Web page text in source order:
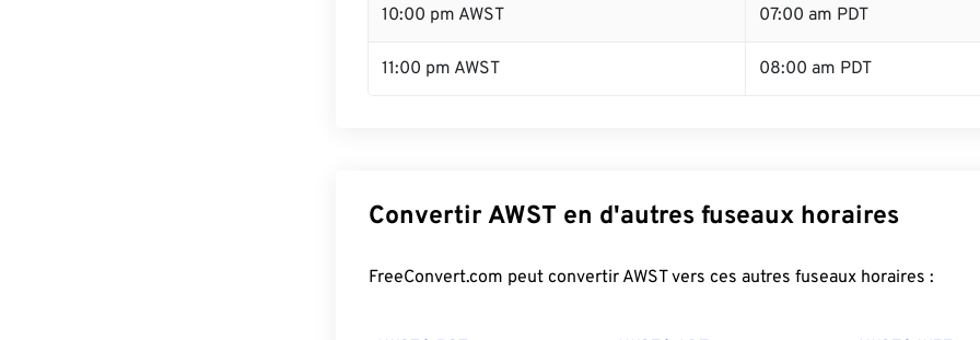
10:00 pm AWST 07:00 am PDT
11:00 pm AWST 08:00 am PDT
Convertir AWST en d'autres fuseaux horaires
FreeConvert.com peut convertir AWST vers ces autres fuseaux horaires :